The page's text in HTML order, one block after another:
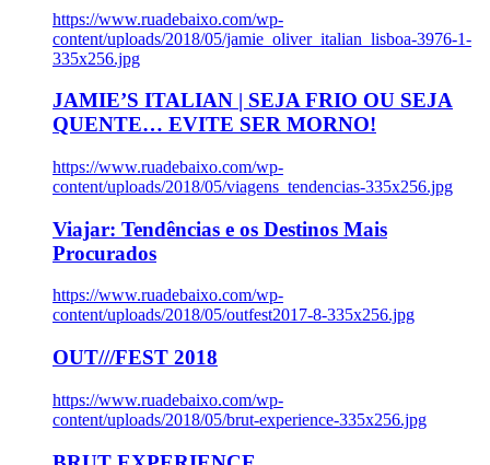
https://www.ruadebaixo.com/wp-
content/uploads/2018/05/jamie_oliver_italian_lisboa-3976-1-
335x256.jpg
JAMIE’S ITALIAN | SEJA FRIO OU SEJA
QUENTE… EVITE SER MORNO!
https://www.ruadebaixo.com/wp-
content/uploads/2018/05/viagens_tendencias-335x256.jpg
Viajar: Tendências e os Destinos Mais
Procurados
https://www.ruadebaixo.com/wp-
content/uploads/2018/05/outfest2017-8-335x256.jpg
OUT///FEST 2018
https://www.ruadebaixo.com/wp-
content/uploads/2018/05/brut-experience-335x256.jpg